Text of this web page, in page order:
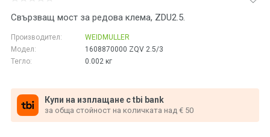
Свързващ мост за редова клема, ZDU2.5.
Производител:
WEIDMULLER
Модел:
1608870000 ZQV 2.5/3
Тегло:
0.002 кг
Купи на изплащане с tbi bank
за обща стойност на количката над € 50